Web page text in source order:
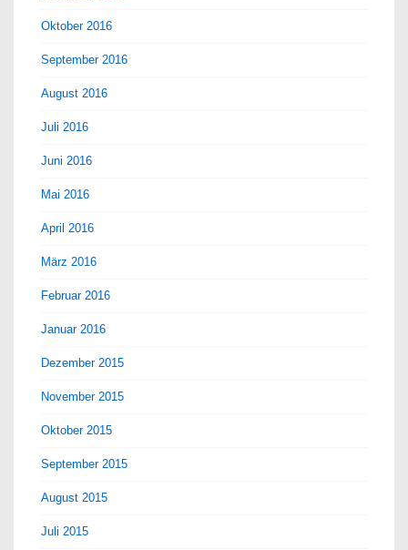
Oktober 2016
September 2016
August 2016
Juli 2016
Juni 2016
Mai 2016
April 2016
März 2016
Februar 2016
Januar 2016
Dezember 2015
November 2015
Oktober 2015
September 2015
August 2015
Juli 2015